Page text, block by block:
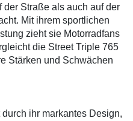
Straße als auch auf der
Mit ihrem sportlichen
zieht sie Motorradfans
die Street Triple 765
Stärken und Schwächen
ihr markantes Design,